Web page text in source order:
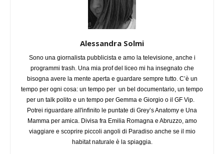
Alessandra Solmi
Sono una giornalista pubblicista e amo la televisione, anche i
programmi trash. Una mia prof del liceo mi ha insegnato che
bisogna avere la mente aperta e guardare sempre tutto. C’è un
tempo per ogni cosa: un tempo per un bel documentario, un tempo
per un talk polito e un tempo per Gemma e Giorgio o il GF Vip.
Potrei riguardare all'infinito le puntate di Grey’s Anatomy e Una
Mamma per amica. Divisa fra Emilia Romagna e Abruzzo, amo
viaggiare e scoprire piccoli angoli di Paradiso anche se il mio
habitat naturale è la spiaggia.